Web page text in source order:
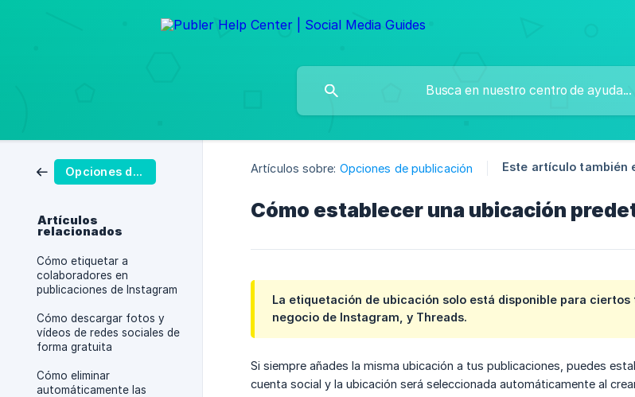
Opciones de publicación
Artículos
relacionados
Cómo etiquetar a
colaboradores en
publicaciones de Instagram
Cómo descargar fotos y
vídeos de redes sociales de
forma gratuita
Cómo eliminar
automáticamente las
Artículos sobre: Opciones de publicación Este artículo también
Cómo establecer una ubicación
La etiquetación de ubicación solo está disponible para
negocio de Instagram, y Threads.
Si siempre añades la misma ubicación a tus publicaciones, puedes
cuenta social y la ubicación será seleccionada automáticamente al